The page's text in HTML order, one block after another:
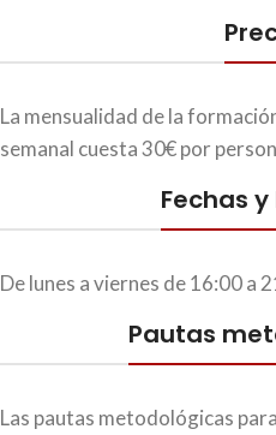
La mensualidad de la
semanal cuesta 30€ por
Fechas
De lunes a viernes de 16:00 a
Pautas
Las pautas metodológicas